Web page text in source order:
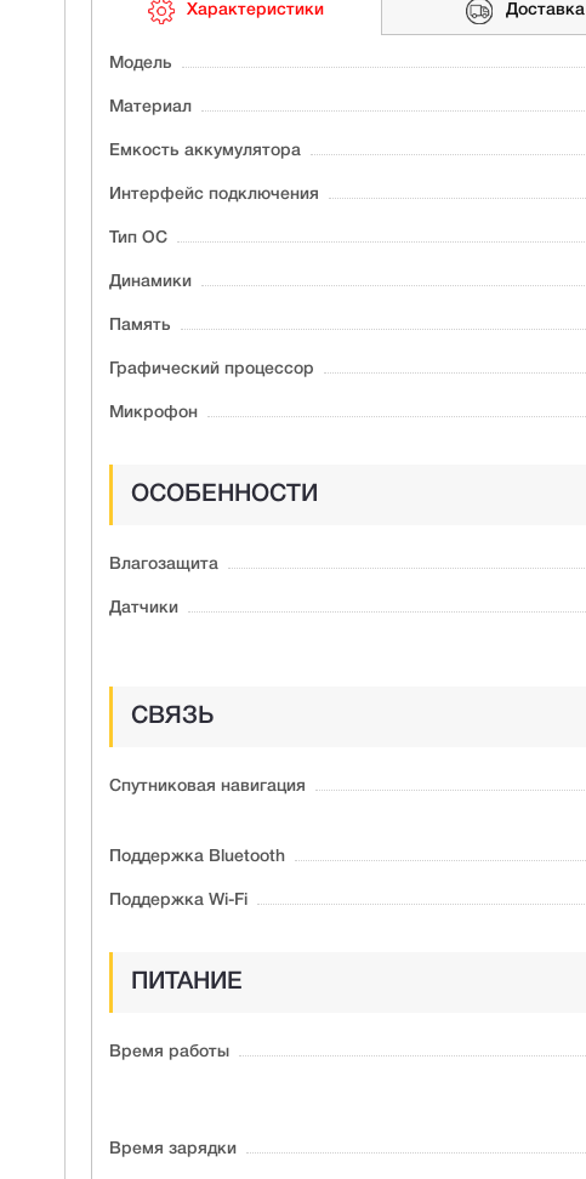
Характеристики Доставка
Модель
Материал
Ёмкость аккумулятора
Интерфейс подключения
Тип ОС
Динамики
Память
Графический процессор
Микрофон
ОСОБЕННОСТИ
Влагозащита
Датчики
СВЯЗЬ
Спутниковая навигация
Поддержка Bluetooth
Поддержка Wi-Fi
ПИТАНИЕ
Время работы
Время зарядки